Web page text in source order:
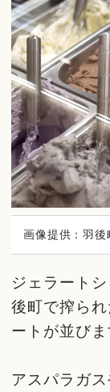
画像提供：羽後
ジェラート
後町で搾ら
ートが並びま
アスパラガ